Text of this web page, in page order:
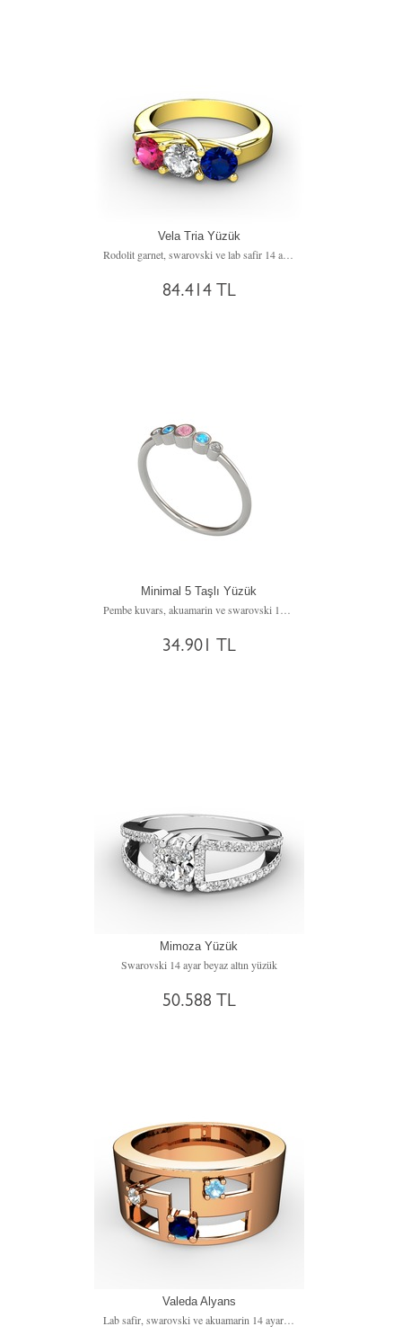
Vela Tria Yüzük
Rodolit garnet, swarovski ve lab safir 14 ayar altın yüzük
84.414 TL
Minimal 5 Taşlı Yüzük
34.901 TL
Mimoza Yüzük
Swarovski 14 ayar beyaz altın yüzük
50.588 TL
Valeda Alyans
Lab safir, swarovski ve akuamarin 14 ayar rose altın yüzük